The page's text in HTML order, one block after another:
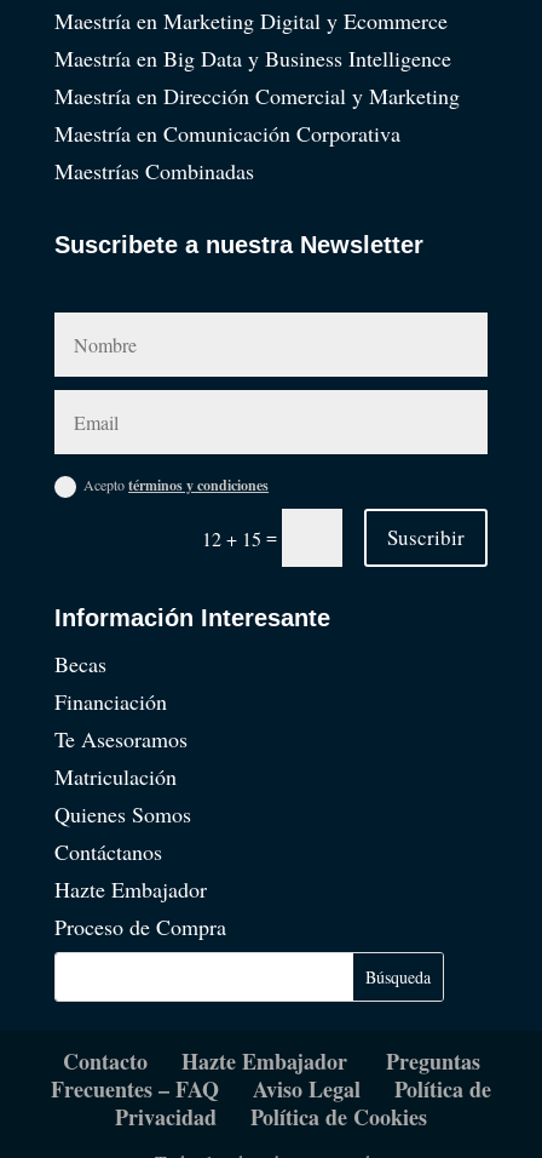
Maestría en Marketing Digital y Ecommerce
Maestría en Big Data y Business Intelligence
Maestría en Dirección Comercial y Marketing
Maestría en Comunicación Corporativa
Maestrías Combinadas
Suscribete a nuestra Newsletter
Aceptotérminos y condiciones
12 + 15 = Suscribir
Información Interesante
Becas
Financiación
Te Asesoramos
Matriculación
Quienes Somos
Contáctanos
Hazte Embajador
Proceso de Compra
Contacto Hazte Embajador
Preguntas
Frecuentes – FAQ
Aviso Legal
Política de
Privacidad
Política de Cookies